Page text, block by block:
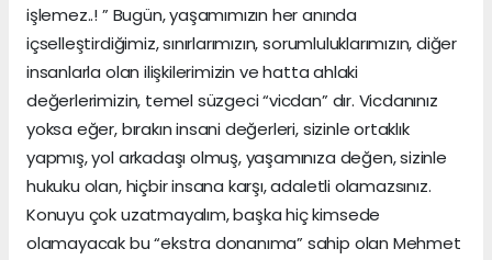
işlemez..! ” Bugün, yaşamımızın her anında
içselleştirdiğimiz, sınırlarımızın, sorumluluklarımızın, diğer
insanlarla olan ilişkilerimizin ve hatta ahlaki
değerlerimizin, temel süzgeci “vicdan” dır. Vicdanınız
yoksa eğer, bırakın insani değerleri, sizinle ortaklık
yapmış, yol arkadaşı olmuş, yaşamınıza değen, sizinle
hukuku olan, hiçbir insana karşı, adaletli olamazsınız.
Konuyu çok uzatmayalım, başka hiç kimsede
olamayacak bu “ekstra donanıma” sahip olan Mehmet